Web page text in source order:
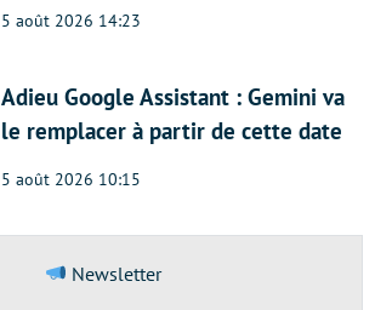
5 août 2026 14:23
Adieu Google Assistant : Gemini va
le remplacer à partir de cette date
5 août 2026 10:15
Newsletter